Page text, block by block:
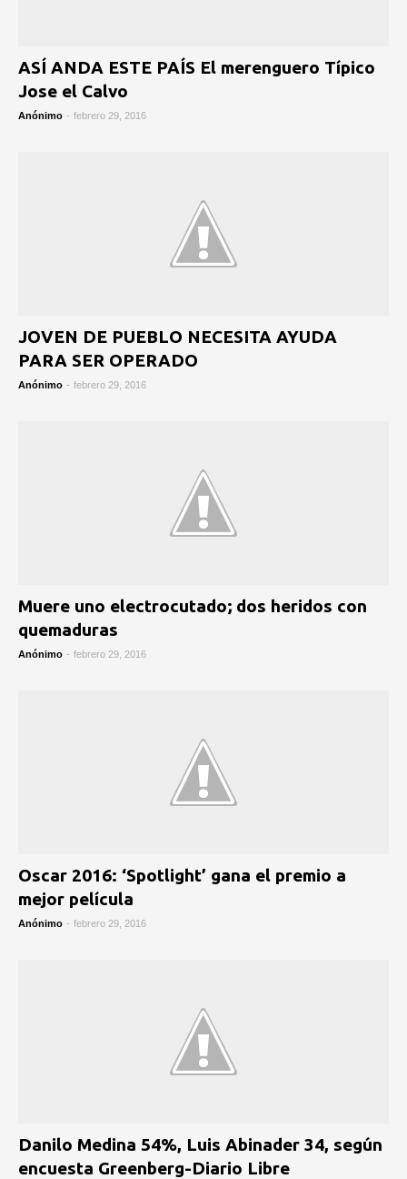
ASÍ ANDA ESTE PAÍS El merenguero Típico
Jose el Calvo
Anónimo - febrero 29, 2016
JOVEN DE PUEBLO NECESITA AYUDA
PARA SER OPERADO
Anónimo - febrero 29, 2016
Muere uno electrocutado; dos heridos con
quemaduras
Anónimo - febrero 29, 2016
Oscar 2016: ‘Spotlight’ gana el premio a
mejor película
Anónimo - febrero 29, 2016
Danilo Medina 54%, Luis Abinader 34, según
encuesta Greenberg-Diario Libre